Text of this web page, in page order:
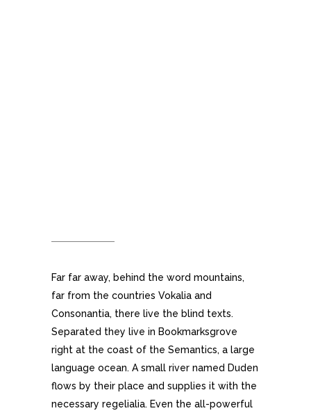
Far far away, behind the word mountains,
far from the countries Vokalia and
Consonantia, there live the blind texts.
Separated they live in Bookmarksgrove
right at the coast of the Semantics, a large
language ocean. A small river named Duden
flows by their place and supplies it with the
necessary regelialia. Even the all-powerful